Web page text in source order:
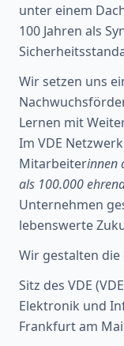
unter einem
100 Jahren als
Wir setzen uns
Lernen mit
Im VDE
Mitarbeiterinnen
als 100.000
Unternehmen
lebenswerte
Wir gestalten
Sitz des VDE
Elektronik und
Frankfurt am